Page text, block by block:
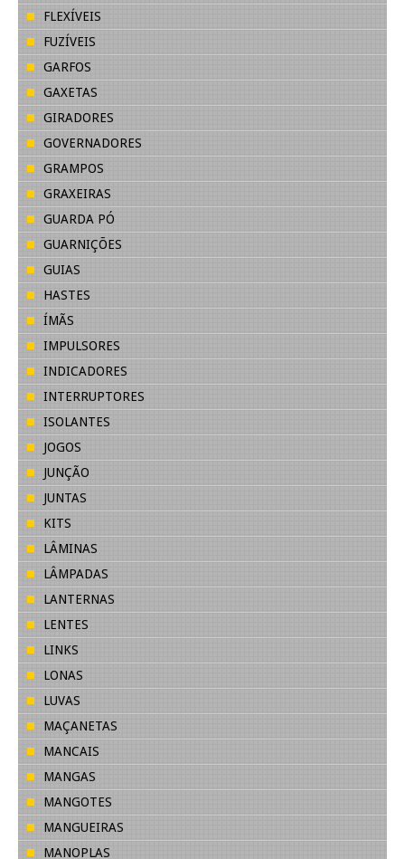
FLEXÍVEIS
FUZÍVEIS
GARFOS
GAXETAS
GIRADORES
GOVERNADORES
GRAMPOS
GRAXEIRAS
GUARDA PÓ
GUARNIÇÕES
GUIAS
HASTES
ÍMÃS
IMPULSORES
INDICADORES
INTERRUPTORES
ISOLANTES
JOGOS
JUNÇÃO
JUNTAS
KITS
LÂMINAS
LÂMPADAS
LANTERNAS
LENTES
LINKS
LONAS
LUVAS
MAÇANETAS
MANCAIS
MANGAS
MANGOTES
MANGUEIRAS
MANOPLAS